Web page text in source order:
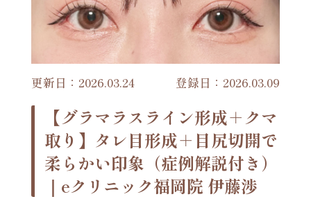
更新日：2026.03.24 登録日：2026.03.09
【グラマラスライン形成＋クマ
取り】タレ目形成＋目尻切開で
柔らかい印象（症例解説付き）
｜eクリニック福岡院 伊藤渉